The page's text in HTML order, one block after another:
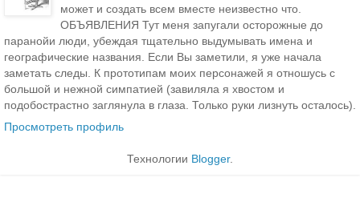
может и создать всем вместе неизвестно что.
ОБЪЯВЛЕНИЯ Тут меня запугали осторожные до
паранойи люди, убеждая тщательно выдумывать имена и
географические названия. Если Вы заметили, я уже начала
заметать следы. К прототипам моих персонажей я отношусь с
большой и нежной симпатией (завиляла я хвостом и
подобострастно заглянула в глаза. Только руки лизнуть осталось).
Просмотреть профиль
Технологии Blogger.